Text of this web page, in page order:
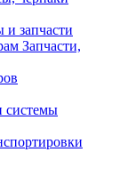
и запчасти
Запчасти,
системы